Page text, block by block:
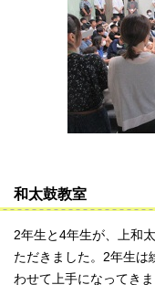
和太鼓教室
2年生と4年生が、上和
ただきました。2年生は
わせて上手になってき